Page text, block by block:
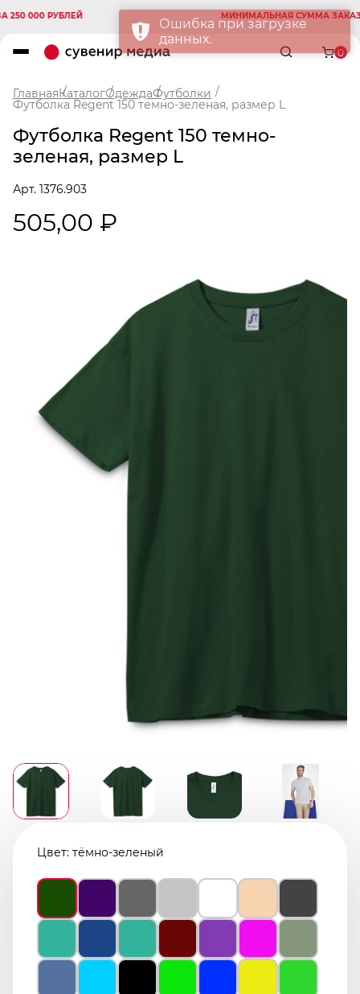
000 РУБЛЕЙ МИНИМАЛЬНАЯ СУММА ЗАКАЗА
0
ГлавнаяКаталогОдеждаФутболки
Футболка Regent 150 темно-зеленая, размер L
Футболка Regent 150 темно-
зеленая, размер L
Арт. 1376.903
505,00 ₽
Цвет: тёмно-зеленый
Ошибка при загрузке
данных.